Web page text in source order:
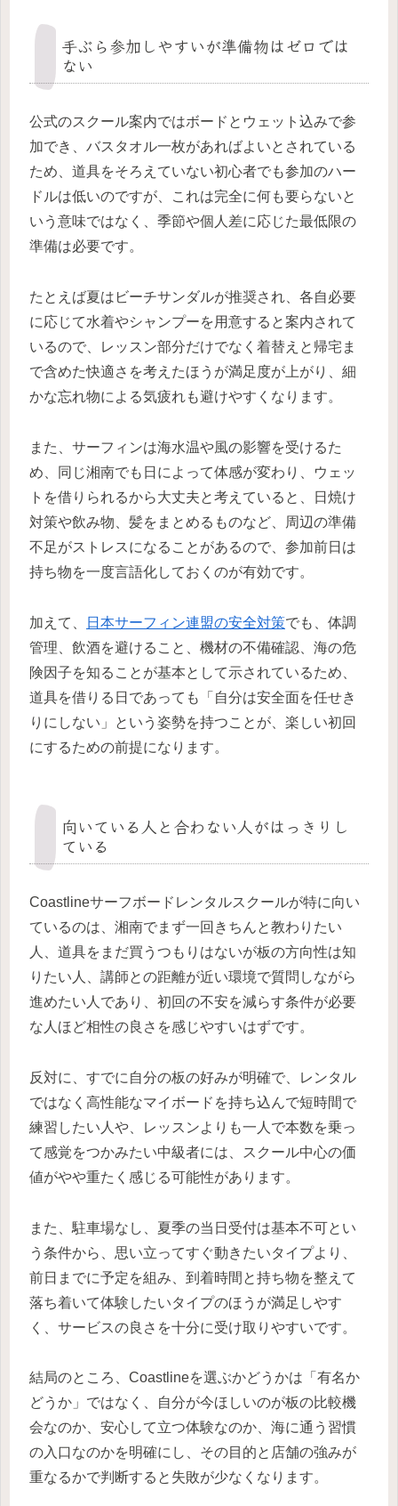
手ぶら参加しやすいが準備物はゼロでは
ない
公式のスクール案内ではボードとウェット込みで参
加でき、バスタオル一枚があればよいとされている
ため、道具をそろえていない初心者でも参加のハー
ドルは低いのですが、これは完全に何も要らないと
いう意味ではなく、季節や個人差に応じた最低限の
準備は必要です。
たとえば夏はビーチサンダルが推奨され、各自必要
に応じて水着やシャンプーを用意すると案内されて
いるので、レッスン部分だけでなく着替えと帰宅ま
で含めた快適さを考えたほうが満足度が上がり、細
かな忘れ物による気疲れも避けやすくなります。
また、サーフィンは海水温や風の影響を受けるた
め、同じ湘南でも日によって体感が変わり、ウェッ
トを借りられるから大丈夫と考えていると、日焼け
対策や飲み物、髪をまとめるものなど、周辺の準備
不足がストレスになることがあるので、参加前日は
持ち物を一度言語化しておくのが有効です。
加えて、 日本サーフィン連盟の安全対策でも、体調
管理、飲酒を避けること、機材の不備確認、海の危
険因子を知ることが基本として示されているため、
道具を借りる日であっても「自分は安全面を任せき
りにしない」という姿勢を持つことが、楽しい初回
にするための前提になります。
向いている人と合わない人がはっきりし
ている
Coastlineサーフボードレンタルスクールが特に向い
ているのは、湘南でまず一回きちんと教わりたい
人、道具をまだ買うつもりはないが板の方向性は知
りたい人、講師との距離が近い環境で質問しながら
進めたい人であり、初回の不安を減らす条件が必要
な人ほど相性の良さを感じやすいはずです。
反対に、すでに自分の板の好みが明確で、レンタル
ではなく高性能なマイボードを持ち込んで短時間で
練習したい人や、レッスンよりも一人で本数を乗っ
て感覚をつかみたい中級者には、スクール中心の価
値がやや重たく感じる可能性があります。
また、駐車場なし、夏季の当日受付は基本不可とい
う条件から、思い立ってすぐ動きたいタイプより、
前日までに予定を組み、到着時間と持ち物を整えて
落ち着いて体験したいタイプのほうが満足しやす
く、サービスの良さを十分に受け取りやすいです。
結局のところ、Coastlineを選ぶかどうかは「有名か
どうか」ではなく、自分が今ほしいのが板の比較機
会なのか、安心して立つ体験なのか、海に通う習慣
の入口なのかを明確にし、その目的と店舗の強みが
重なるかで判断すると失敗が少なくなります。